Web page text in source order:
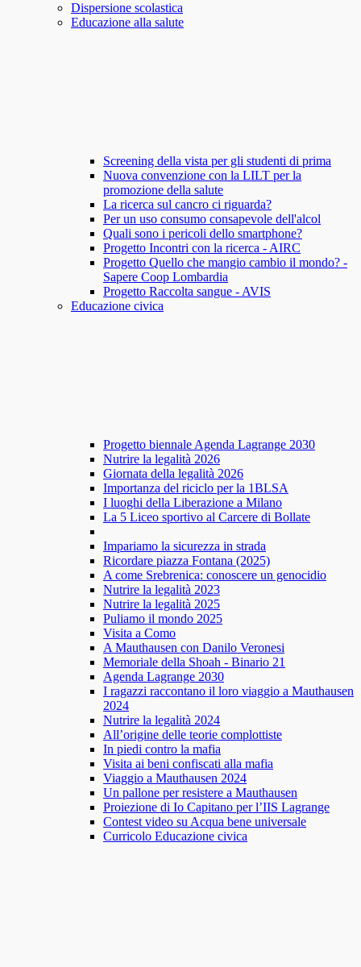
Dispersione scolastica
Educazione alla salute
Screening della vista per gli studenti di prima
Nuova convenzione con la LILT per la
promozione della salute
La ricerca sul cancro ci riguarda?
Per un uso consumo consapevole dell'alcol
Quali sono i pericoli dello smartphone?
Progetto Incontri con la ricerca - AIRC
Progetto Quello che mangio cambio il mondo? -
Sapere Coop Lombardia
Progetto Raccolta sangue - AVIS
Educazione civica
Progetto biennale Agenda Lagrange 2030
Nutrire la legalità 2026
Giornata della legalità 2026
Importanza del riciclo per la 1BLSA
I luoghi della Liberazione a Milano
La 5 Liceo sportivo al Carcere di Bollate
Impariamo la sicurezza in strada
Ricordare piazza Fontana (2025)
A come Srebrenica: conoscere un genocidio
Nutrire la legalità 2023
Nutrire la legalità 2025
Puliamo il mondo 2025
Visita a Como
A Mauthausen con Danilo Veronesi
Memoriale della Shoah - Binario 21
Agenda Lagrange 2030
I ragazzi raccontano il loro viaggio a Mauthausen
2024
Nutrire la legalità 2024
All’origine delle teorie complottiste
In piedi contro la mafia
Visita ai beni confiscati alla mafia
Viaggio a Mauthausen 2024
Un pallone per resistere a Mauthausen
Proiezione di Io Capitano per l’IIS Lagrange
Contest video su Acqua bene universale
Curricolo Educazione civica